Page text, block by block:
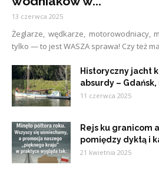
13 czerwca 2025
Żeglarze, wędkarze, motorowodniacy,
tylko — to jest WASZA sprawa! Czy też
Historyczny jacht
absurdy –
11 czerwca 2025
Rejs ku granicom
pomiędzy dyktą i
21 kwietnia 2025